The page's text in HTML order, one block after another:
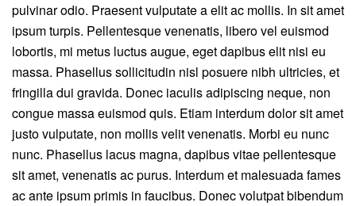
pulvinar odio. Praesent vulputate a elit ac mollis. In sit amet
ipsum turpis. Pellentesque venenatis, libero vel euismod
lobortis, mi metus luctus augue, eget dapibus elit nisi eu
massa. Phasellus sollicitudin nisl posuere nibh ultricies, et
fringilla dui gravida. Donec iaculis adipiscing neque, non
congue massa euismod quis. Etiam interdum dolor sit amet
justo vulputate, non mollis velit venenatis. Morbi eu nunc
nunc. Phasellus lacus magna, dapibus vitae pellentesque
sit amet, venenatis ac purus. Interdum et malesuada fames
ac ante ipsum primis in faucibus. Donec volutpat bibendum